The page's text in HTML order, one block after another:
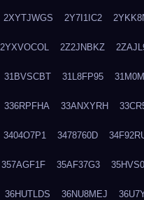
2XYTJWGS 2Y7I1IC2
2YXVOCOL 2Z2JNBKZ
31BVSCBT 31L8FP95
336RPFHA 33ANXYRH
3404O7P1 3478760D
357AGF1F 35AF37G3
36HUTLDS 36NU8MEJ